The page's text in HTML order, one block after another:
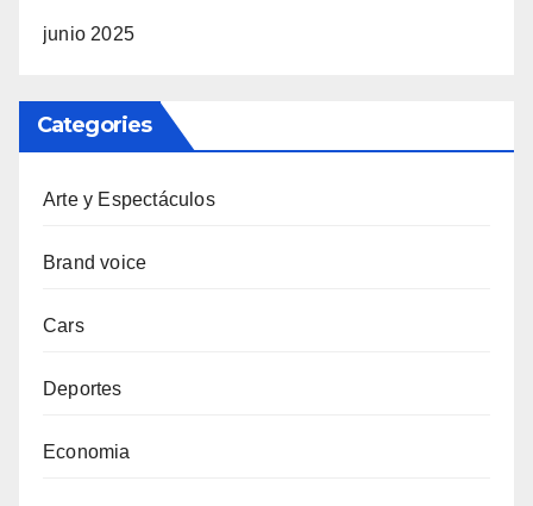
junio 2025
Categories
Arte y Espectáculos
Brand voice
Cars
Deportes
Economia